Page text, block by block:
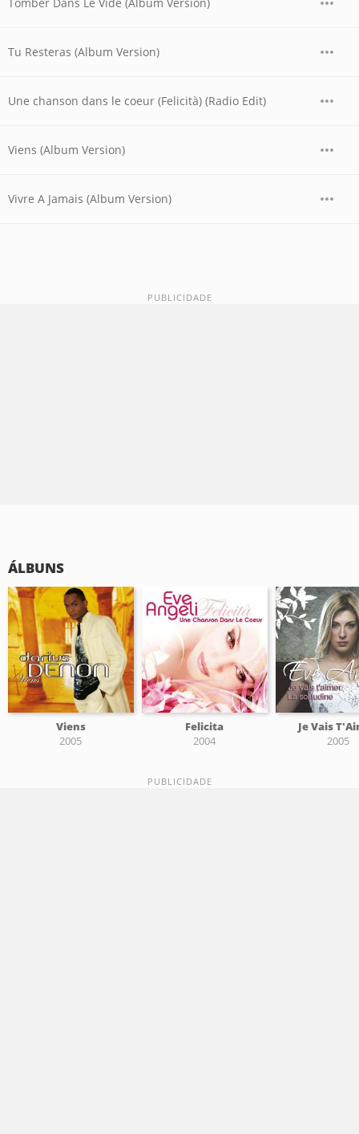
Tu Resteras (Album Version)
Une chanson dans le coeur (Felicità) (Radio Edit)
Viens (Album Version)
Vivre A Jamais (Album Version)
ÁLBUNS
Viens
2005
Felicita
2004
Je Vais
2005